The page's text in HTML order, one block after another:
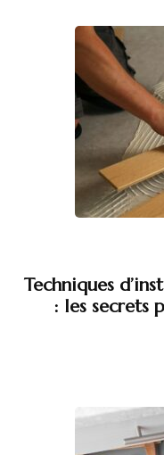
Techniques
: les secrets